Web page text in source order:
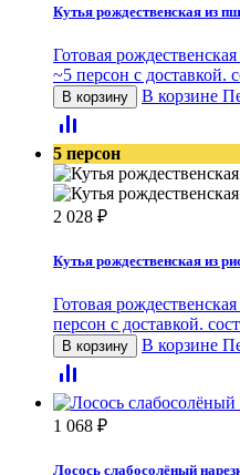
Кутья рождественская из
Готовая
~5 персон с доставкой.
В корзину В корзине
5 персон
2 028 ₽
Кутья рождественская из
Готовая
персон с доставкой.
В корзину В корзине
1 068 ₽
Лосось слабосолёный